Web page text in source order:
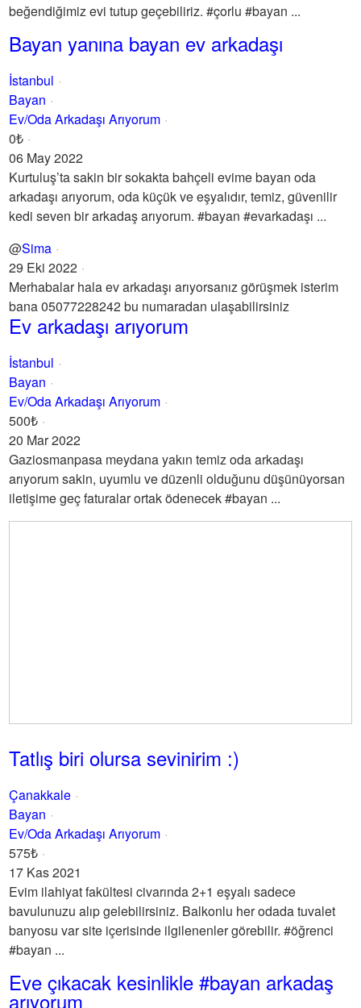
beğendiğimiz evi tutup geçebiliriz. #çorlu #bayan ...
Bayan yanına bayan ev arkadaşı
İstanbul
Bayan
Ev/Oda Arkadaşı Arıyorum
0₺
06 May 2022
Kurtuluş’ta sakin bir sokakta bahçeli evime bayan oda
arkadaşı arıyorum, oda küçük ve eşyalıdır, temiz, güvenilir
kedi seven bir arkadaş arıyorum. #bayan #evarkadaşı ...
@Sima
29 Eki 2022
Merhabalar hala ev arkadaşı arıyorsanız görüşmek isterim
bana 05077228242 bu numaradan ulaşabilirsiniz
Ev arkadaşı arıyorum
İstanbul
Bayan
Ev/Oda Arkadaşı Arıyorum
500₺
20 Mar 2022
Gaziosmanpasa meydana yakın temiz oda arkadaşı
arıyorum sakin, uyumlu ve düzenli olduğunu düşünüyorsan
iletişime geç faturalar ortak ödenecek #bayan ...
Tatlış biri olursa sevinirim :)
Çanakkale
Bayan
Ev/Oda Arkadaşı Arıyorum
575₺
17 Kas 2021
Evim ilahiyat fakültesi civarında 2+1 eşyalı sadece
bavulunuzu alıp gelebilirsiniz. Balkonlu her odada tuvalet
banyosu var site içerisinde ilgilenenler görebilir. #öğrenci
#bayan ...
Eve çıkacak kesinlikle #bayan arkadaş
arıyorum